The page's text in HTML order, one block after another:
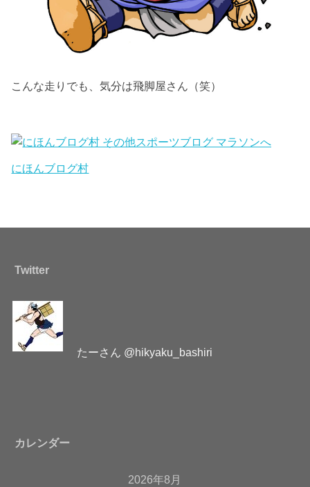
こんな走りでも、気分は飛脚屋さん（笑）
にほんブログ村
Twitter
たーさん @hikyaku_bashiri
カレンダー
2026年8月